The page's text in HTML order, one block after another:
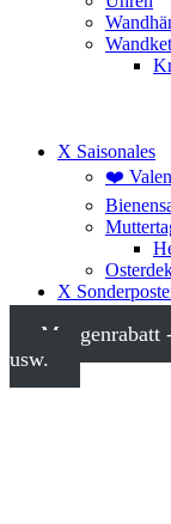
X Saisonales
❤️
X
Mengenrabatt
usw.